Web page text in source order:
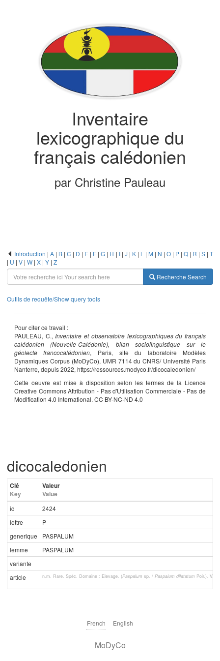
Inventaire
lexicographique du
français calédonien
par Christine Pauleau
Introduction |A | B |C | D | E | F |G | H | I| J | K| L | M| N | O| P|Q | R |S |T
| U | V| W| X| Y| Z
Recherche Search
Outils de requête/Show query tools
Pour citer ce travail :
PAULEAU, C., Inventaire et observatoire lexicographiques du français
calédonien (Nouvelle-Calédonie), bilan sociolinguistique sur le
géolecte francocalédonien, Paris, site du laboratoire Modèles
Dynamiques Corpus (MoDyCo), UMR 7114 du CNRS/ Université Paris
Nanterre, depuis 2022, https://ressources.modyco.fr/dicocaledonien/
Cette oeuvre est mise à disposition selon les termes de la Licence
Creative Commons Attribution - Pas d'Utilisation Commerciale - Pas de
Modification 4.0 International. CC BY-NC-ND 4.0
dicocaledonien
Clé
Key
Valeur
Value
id
2424
lettre
P
generique
PASPALUM
lemme
PASPALUM
variante
article
n.m. Rare. Spéc. Domaine : Elevage. (Paspalum sp. / Paspalum dilatatum Poir.). V.
French English
MoDyCo